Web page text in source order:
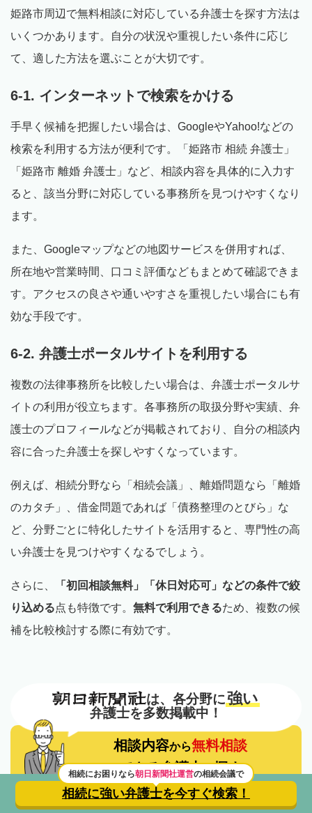
姫路市周辺で無料相談に対応している弁護士を探す方法は
いくつかあります。自分の状況や重視したい条件に応じ
て、適した方法を選ぶことが大切です。
6-1. インターネットで検索をかける
手早く候補を把握したい場合は、GoogleやYahoo!などの
検索を利用する方法が便利です。「姫路市 相続 弁護士」
「姫路市 離婚 弁護士」など、相談内容を具体的に入力す
ると、該当分野に対応している事務所を見つけやすくなり
ます。
また、Googleマップなどの地図サービスを併用すれば、
所在地や営業時間、口コミ評価などもまとめて確認できま
す。アクセスの良さや通いやすさを重視したい場合にも有
効な手段です。
6-2. 弁護士ポータルサイトを利用する
複数の法律事務所を比較したい場合は、弁護士ポータルサ
イトの利用が役立ちます。各事務所の取扱分野や実績、弁
護士のプロフィールなどが掲載されており、自分の相談内
容に合った弁護士を探しやすくなっています。
例えば、相続分野なら「相続会議」、離婚問題なら「離婚
のカタチ」、借金問題であれば「債務整理のとびら」な
ど、分野ごとに特化したサイトを活用すると、専門性の高
い弁護士を見つけやすくなるでしょう。
さらに、
「初回相談無料」「休日対応可」などの条件で絞
り込める点も特徴です。 無料で利用できるため、複数の候
補を比較検討する際に有効です。
は、各分野に強い
弁護士を多数掲載中！
相談内容から無料相談
できる弁護士を探す
相続にお困りなら朝日新聞社運営の相続会議で
相続に強い弁護士を今すぐ検索！